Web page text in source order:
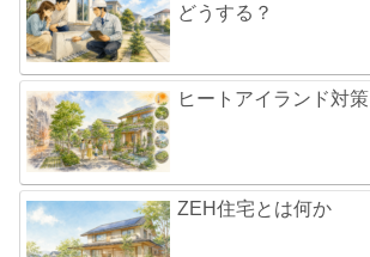
どうする？
ヒートアイランド対策
ZEH住宅とは何か